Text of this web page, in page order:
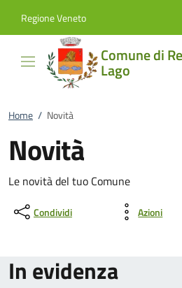
Regione Veneto
Comune di
Lago
Home / Novità
Novità
Le novità del tuo Comune
Condividi Azioni
In evidenza